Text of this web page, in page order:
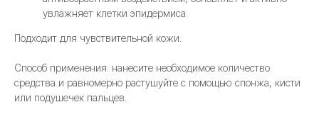
увлажняет клетки эпидермиса.
Подходит для чувствительной кожи.
Способ применения: нанесите необходимое количество
средства и равномерно растушуйте с помощью спонжа, кисти
или подушечек пальцев.